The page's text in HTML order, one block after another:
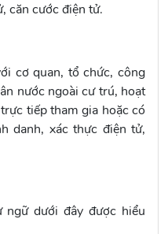
căn cước điện tử.
cơ quan, tổ chức, công
nước ngoài cư trú, hoạt
tiếp tham gia hoặc có
danh, xác thực điện tử,
ngữ dưới đây được hiểu